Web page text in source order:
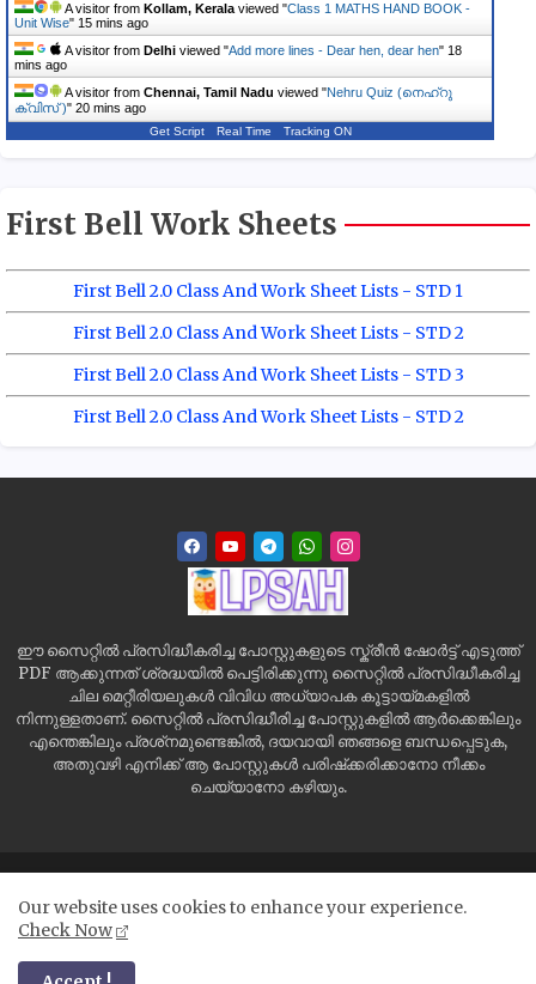
A visitor from Kollam, Kerala viewed "Class 1 MATHS HAND BOOK -
Unit Wise" 15 mins ago
A visitor from Delhi viewed "Add more lines - Dear hen, dear hen" 18
mins ago
A visitor from Chennai, Tamil Nadu viewed "Nehru Quiz (നെഹ്‌റു
ക്വിസ് )" 20 mins ago
Get Script Real Time Tracking ON
First Bell Work Sheets
First Bell 2.0 Class And Work Sheet Lists - STD 1
First Bell 2.0 Class And Work Sheet Lists - STD 2
First Bell 2.0 Class And Work Sheet Lists - STD 3
First Bell 2.0 Class And Work Sheet Lists - STD 2
ഈ സൈറ്റിൽ പ്രസിദ്ധീകരിച്ച പോസ്റ്റുകളുടെ സ്ക്രീൻ ഷോർട്ട് എടുത്ത്
PDF ആക്കുന്നത് ശ്രദ്ധയിൽ പെട്ടിരിക്കുന്നു സൈറ്റിൽ പ്രസിദ്ധീകരിച്ച
ചില മെറ്റീരിയലുകൾ വിവിധ അധ്യാപക കൂട്ടായ്മകളിൽ
നിന്നുള്ളതാണ്. സൈറ്റിൽ പ്രസിദ്ധീരിച്ച പോസ്റ്റുകളിൽ ആർക്കെങ്കിലും
എന്തെങ്കിലും പ്രശ്‌നമുണ്ടെങ്കിൽ, ദയവായി ഞങ്ങളെ ബന്ധപ്പെടുക,
അതുവഴി എനിക്ക് ആ പോസ്റ്റുകൾ പരിഷ്‌ക്കരിക്കാനോ നീക്കം
ചെയ്യാനോ കഴിയും.
Disclaimer
Our website uses cookies to enhance your experience.
Check Now